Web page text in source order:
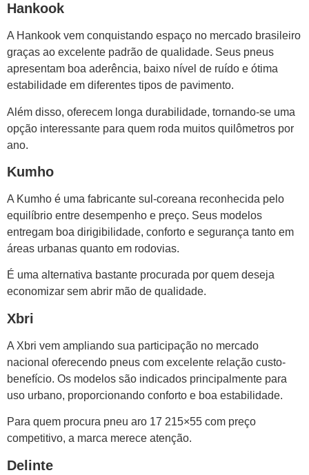
Hankook
A Hankook vem conquistando espaço no mercado brasileiro
graças ao excelente padrão de qualidade. Seus pneus
apresentam boa aderência, baixo nível de ruído e ótima
estabilidade em diferentes tipos de pavimento.
Além disso, oferecem longa durabilidade, tornando-se uma
opção interessante para quem roda muitos quilômetros por
ano.
Kumho
A Kumho é uma fabricante sul-coreana reconhecida pelo
equilíbrio entre desempenho e preço. Seus modelos
entregam boa dirigibilidade, conforto e segurança tanto em
áreas urbanas quanto em rodovias.
É uma alternativa bastante procurada por quem deseja
economizar sem abrir mão de qualidade.
Xbri
A Xbri vem ampliando sua participação no mercado
nacional oferecendo pneus com excelente relação custo-
benefício. Os modelos são indicados principalmente para
uso urbano, proporcionando conforto e boa estabilidade.
Para quem procura pneu aro 17 215×55 com preço
competitivo, a marca merece atenção.
Delinte